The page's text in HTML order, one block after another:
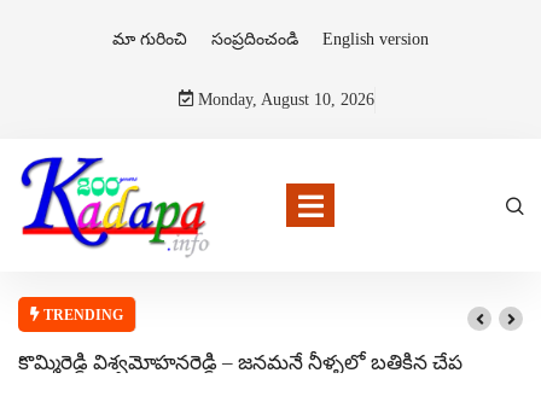
మా గురించి సంప్రదించండి English version
Monday, August 10, 2026
TRENDING
కొమ్మిరెడ్డి విశ్వమోహనరెడ్డి – జనమనే నీళ్ళలో బతికిన చేప